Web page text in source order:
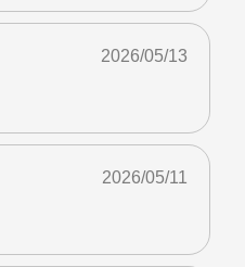
2026/05/13
2026/05/11